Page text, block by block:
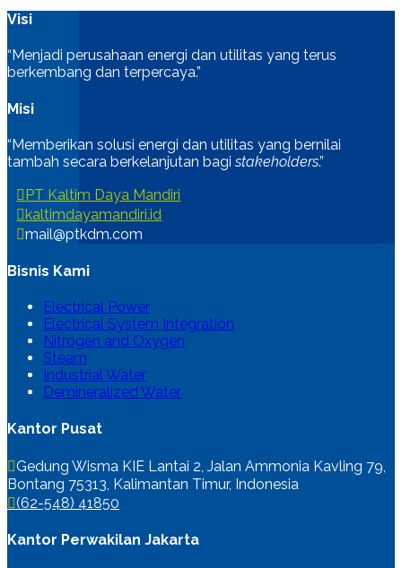
Visi
“Menjadi perusahaan energi dan utilitas yang terus
berkembang dan terpercaya.”
Misi
“Memberikan solusi energi dan utilitas yang bernilai
tambah secara berkelanjutan bagistakeholders.”
PT Kaltim Daya Mandiri
kaltimdayamandiri.id
mail@ptkdm.com
Bisnis Kami
Electrical Power
Electrical System Integration
Nitrogen and Oxygen
Steam
Industrial Water
Demineralized Water
Kantor Pusat
Gedung Wisma KIE Lantai 2, Jalan Ammonia Kavling 79,
Bontang 75313, Kalimantan Timur, Indonesia
(62-548) 41850
Kantor Perwakilan Jakarta